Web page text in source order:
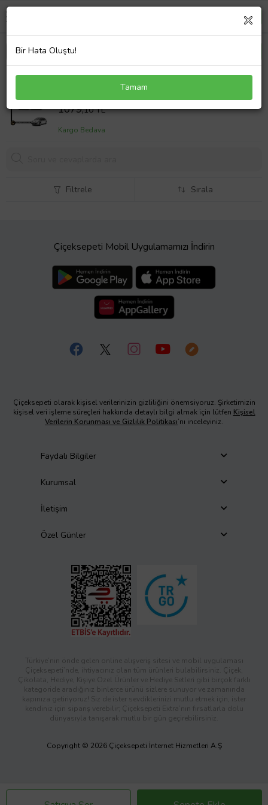
RENAULT MEGANE 2 SEDAN 2004-2009 KİNGLY
Sepet Fiyatı
1079,10 TL
Kargo Bedava
Filtrele Sırala
Çiçeksepeti Mobil Uygulamamızı İndirin
Çiçeksepeti olarak kişisel verilerinizin gizliliğini önemsiyoruz. Şirketimizin
kişisel veri işleme süreçleri hakkında detaylı bilgi almak için lütfen Kişisel
Verilerin Korunması ve Gizlilik Politikası’nı inceleyiniz.
Faydalı Bilgiler
Kurumsal
İletişim
Özel Günler
Türkiye’nin önde gelen online alışveriş sitesi ve mobil uygulaması
Çiçeksepeti’nde, ihtiyacınız olan tüm ürünleri bulabilirsiniz. Çiçek,
Çikolata, Hediye, Kişiye Özel Ürünler ve Hediye Setleri gibi birçok farklı
kategoride aradığınız binlerce ürünü sizlere sunuyor ve zamanında
kapınıza getiriyoruz! Siz de ister sevdiklerinizi mutlu etmek için, ister
kendiniz için sipariş verebilir; Çiçeksepeti Extra’nın fırsatlarla dolu
dünyasıyla tanışarak mutlu bir gün geçirebilirsiniz.
Copyright © 2026 Çiçeksepeti İnternet Hizmetleri A.Ş
Bir Hata Oluştu!
Tamam